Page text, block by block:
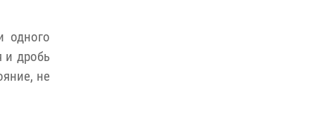
одного
и дробь
не